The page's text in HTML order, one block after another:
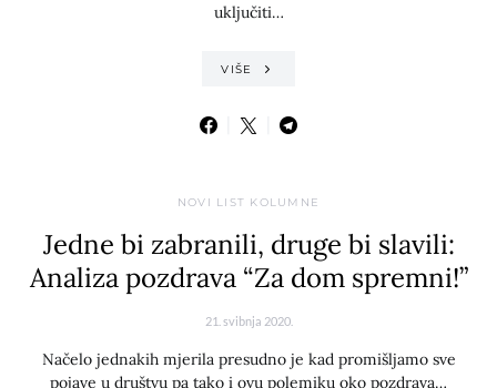
uključiti…
VIŠE
NOVI LIST KOLUMNE
Jedne bi zabranili, druge bi slavili:
Analiza pozdrava “Za dom spremni!”
21. svibnja 2020.
Načelo jednakih mjerila presudno je kad promišljamo sve
pojave u društvu pa tako i ovu polemiku oko pozdrava…